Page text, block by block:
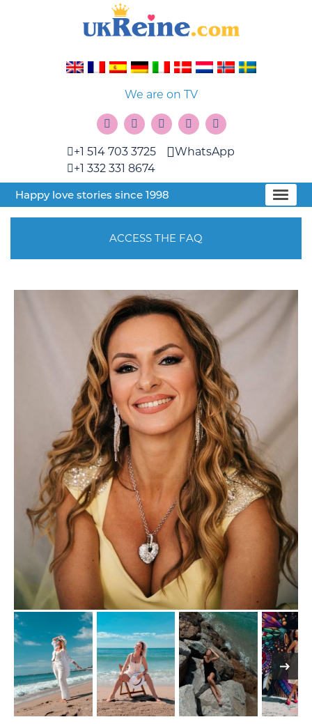
We are on TV
+1 514 703 3725
+1 332 331 8674
WhatsApp
Happy love stories since 1998
ACCESS THE FAQ